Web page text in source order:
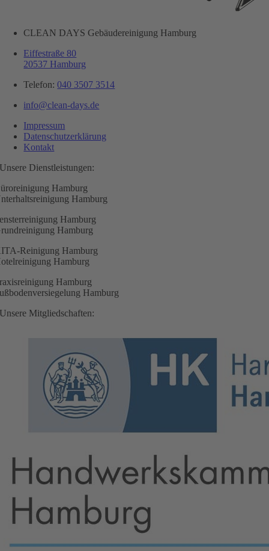
CLEAN DAYS Gebäudereinigung Hamburg
Eiffestraße 80
20537 Hamburg
Telefon:040 3507 3514
info@clean-days.de
Impressum
Datenschutzerklärung
Kontakt
Unsere Dienstleistungen:
Hamburg
Hamburg
Hamburg
Hamburg
Reinigung Hamburg
Hamburg
Hamburg
Hamburg
Unsere Mitgliedschaften: